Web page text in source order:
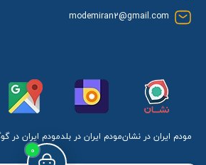
0
modemiran2@gmail.com
مودم ایران در نشانمودم ایران در بلدمودم ایران در